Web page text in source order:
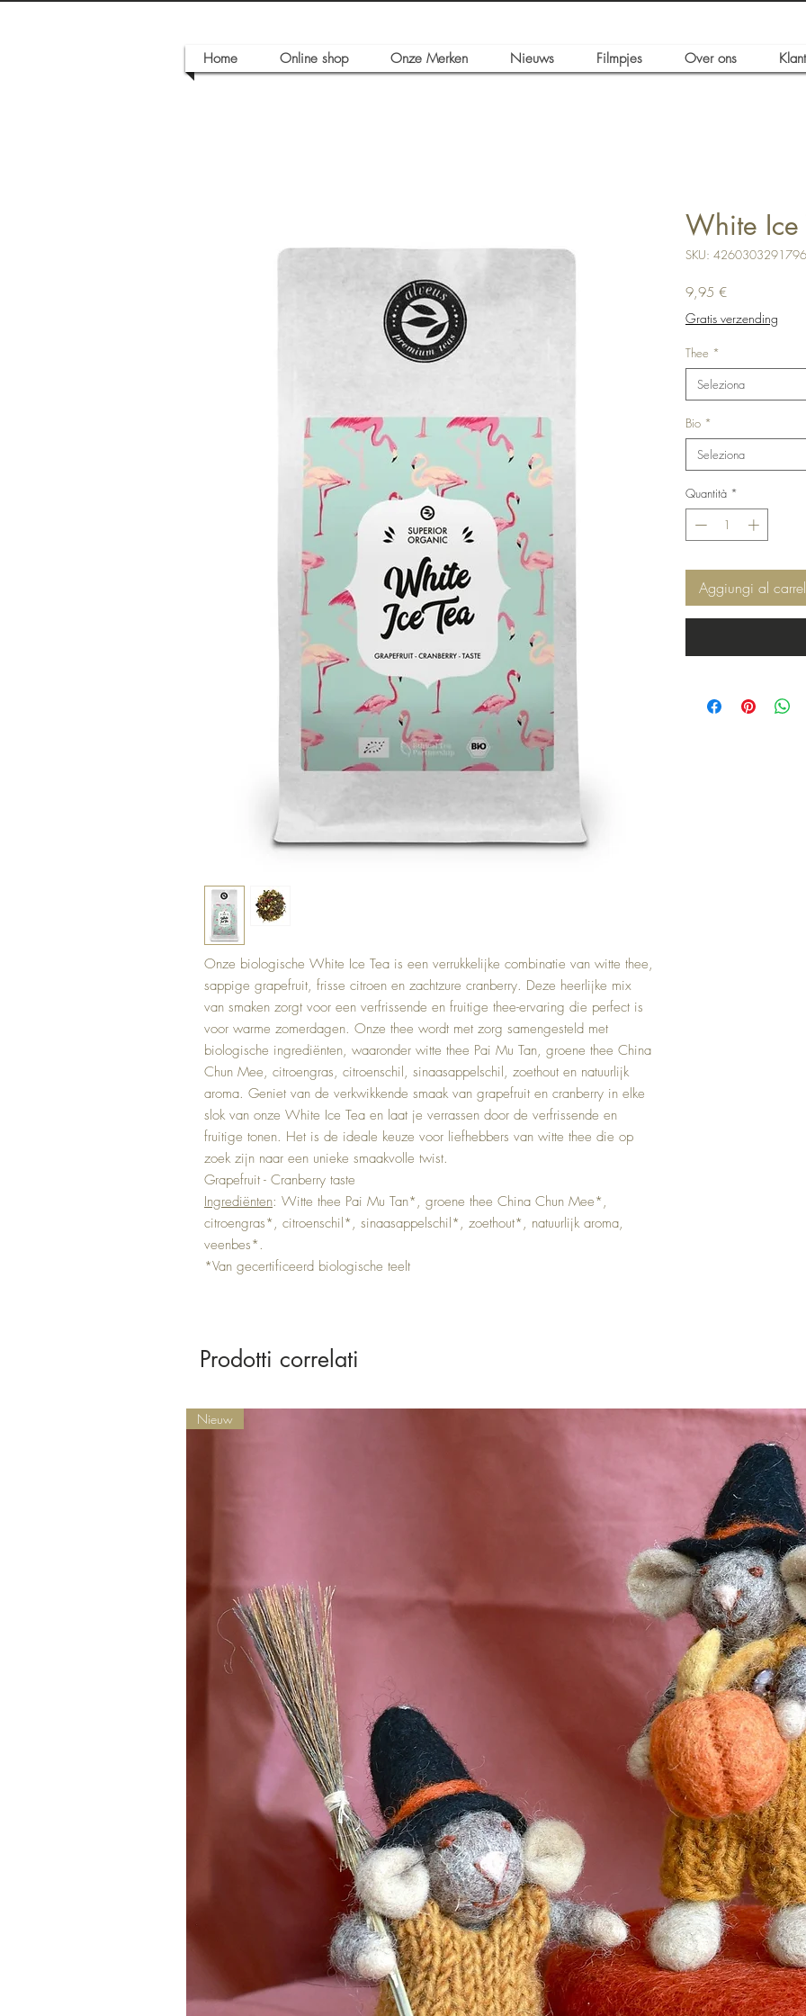
Home
Online shop Onze Merken Nieuws Filmpjes Over ons
Onze biologische White Ice Tea is een verrukkelijke combinatie van witte thee,
sappige grapefruit, frisse citroen en zachtzure cranberry. Deze heerlijke mix
van smaken zorgt voor een verfrissende en fruitige thee-ervaring die perfect is
voor warme zomerdagen. Onze thee wordt met zorg samengesteld met
biologische ingrediënten, waaronder witte thee Pai Mu Tan, groene thee China
Chun Mee, citroengras, citroenschil, sinaasappelschil, zoethout en natuurlijk
aroma. Geniet van de verkwikkende smaak van grapefruit en cranberry in elke
slok van onze White Ice Tea en laat je verrassen door de verfrissende en
fruitige tonen. Het is de ideale keuze voor liefhebbers van witte thee die op
zoek zijn naar een unieke smaakvolle twist.
Grapefruit - Cranberry taste
Ingrediënten: Witte thee Pai Mu Tan*, groene thee China Chun Mee*,
citroengras*, citroenschil*, sinaasappelschil*, zoethout*, natuurlijk aroma,
veenbes*.
*Van gecertificeerd biologische teelt
White Ice
SKU: 4260303291796
9,95 €Prezzo
Gratis verzending
Thee *
Seleziona
Bio *
Seleziona
Quantità *
Aggiungi al
Prodotti correlati
Nieuw